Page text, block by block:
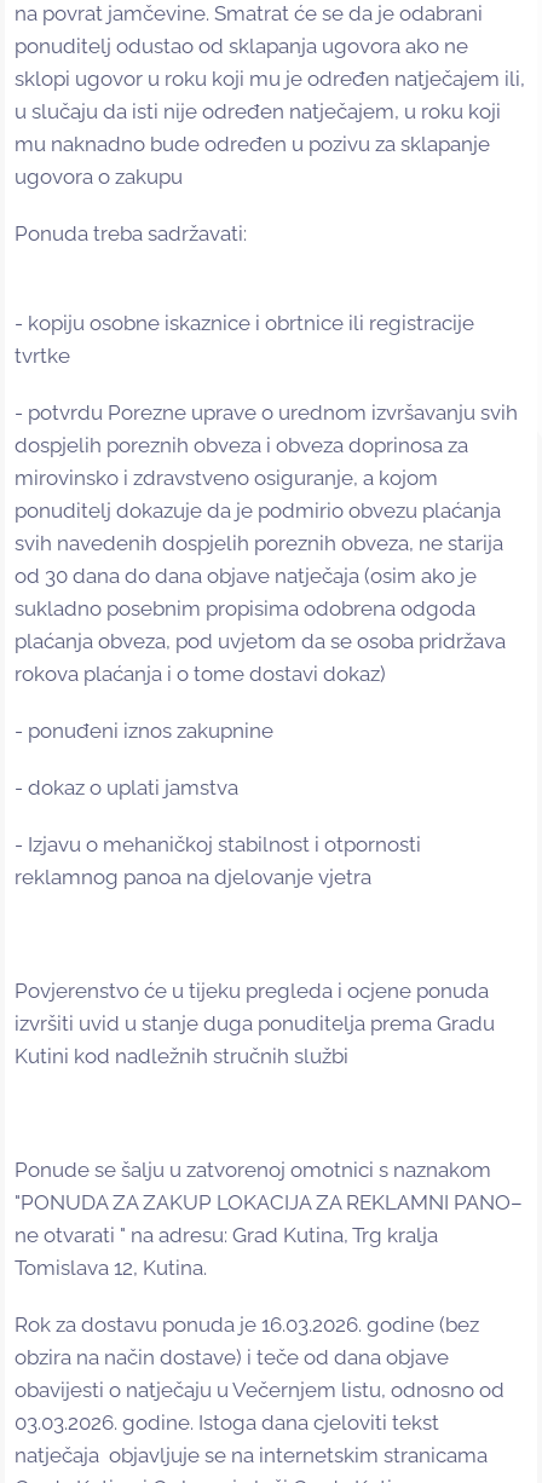
na povrat jamčevine. Smatrat će se da je odabrani
ponuditelj odustao od sklapanja ugovora ako ne
sklopi ugovor u roku koji mu je određen natječajem ili,
u slučaju da isti nije određen natječajem, u roku koji
mu naknadno bude određen u pozivu za sklapanje
ugovora o zakupu
Ponuda treba sadržavati:
- kopiju osobne iskaznice i obrtnice ili registracije
tvrtke
- potvrdu Porezne uprave o urednom izvršavanju svih
dospjelih poreznih obveza i obveza doprinosa za
mirovinsko i zdravstveno osiguranje, a kojom
ponuditelj dokazuje da je podmirio obvezu plaćanja
svih navedenih dospjelih poreznih obveza, ne starija
od 30 dana do dana objave natječaja (osim ako je
sukladno posebnim propisima odobrena odgoda
plaćanja obveza, pod uvjetom da se osoba pridržava
rokova plaćanja i o tome dostavi dokaz)
- ponuđeni iznos zakupnine
- dokaz o uplati jamstva
- Izjavu o mehaničkoj stabilnost i otpornosti
reklamnog panoa na djelovanje vjetra
Povjerenstvo će u tijeku pregleda i ocjene ponuda
izvršiti uvid u stanje duga ponuditelja prema Gradu
Kutini kod nadležnih stručnih službi
Ponude se šalju u zatvorenoj omotnici s naznakom
"PONUDA ZA ZAKUP LOKACIJA ZA REKLAMNI PANO–
ne otvarati " na adresu: Grad Kutina, Trg kralja
Tomislava 12, Kutina.
Rok za dostavu ponuda je 16.03.2026. godine (bez
obzira na način dostave) i teče od dana objave
obavijesti o natječaju u Večernjem listu, odnosno od
03.03.2026. godine. Istoga dana cjeloviti tekst
natječaja objavljuje se na internetskim stranicama